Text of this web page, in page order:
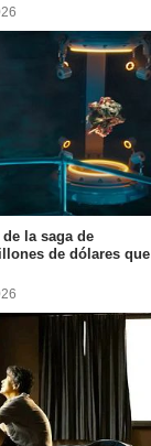
la saga de
de dólares que